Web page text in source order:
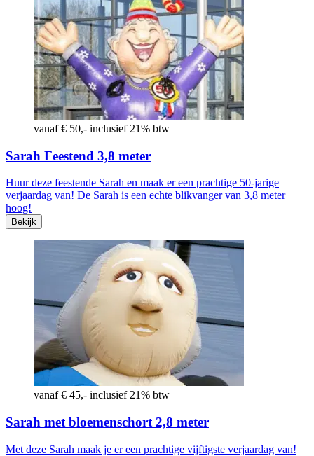
vanaf € 50,- inclusief 21% btw
Sarah Feestend 3,8 meter
Huur deze feestende Sarah en maak er een prachtige 50-jarige
verjaardag van! De Sarah is een echte blikvanger van 3,8 meter
hoog!
Bekijk
vanaf € 45,- inclusief 21% btw
Sarah met bloemenschort 2,8 meter
Met deze Sarah maak je er een prachtige vijftigste verjaardag van!